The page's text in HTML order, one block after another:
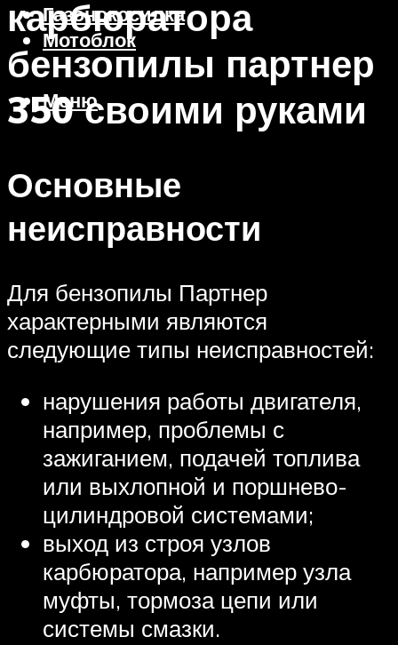
Газонокосилка
Мотоблок
Меню
карбюратора
бензопилы партнер
350 своими руками
Основные
неисправности
Для бензопилы Партнер
характерными являются
следующие типы неисправностей:
нарушения работы двигателя,
например, проблемы с
зажиганием, подачей топлива
или выхлопной и поршнево-
цилиндровой системами;
выход из строя узлов
карбюратора, например узла
муфты, тормоза цепи или
системы смазки.